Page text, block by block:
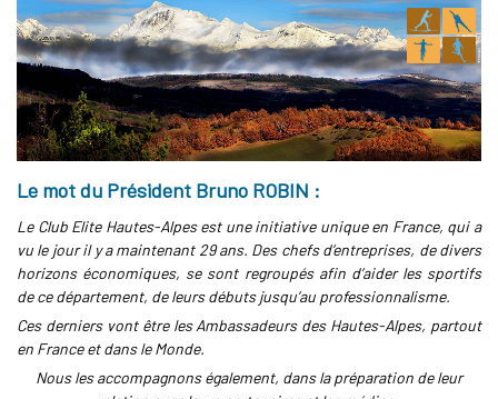
Le mot du Président Bruno ROBIN :
Le Club Elite Hautes-Alpes est une initiative unique en France, qui a
vu le jour il y a maintenant 29 ans. Des chefs d’entreprises, de divers
horizons économiques, se sont regroupés afin d’aider les sportifs
de ce département, de leurs débuts jusqu’au professionnalisme.
Ces derniers vont être les Ambassadeurs des Hautes-Alpes, partout
en France et dans le Monde.
Nous les accompagnons également, dans la préparation de leur